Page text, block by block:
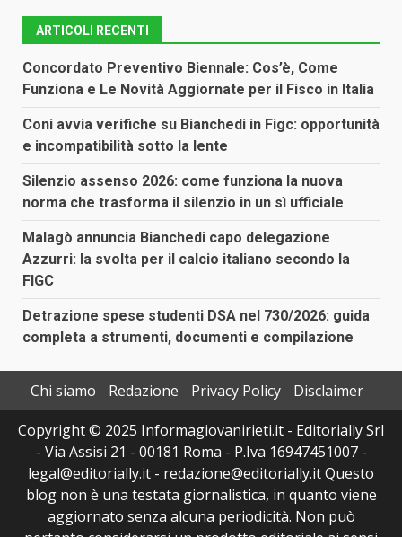
ARTICOLI RECENTI
Concordato Preventivo Biennale: Cos’è, Come
Funziona e Le Novità Aggiornate per il Fisco in Italia
Coni avvia verifiche su Bianchedi in Figc: opportunità
e incompatibilità sotto la lente
Silenzio assenso 2026: come funziona la nuova
norma che trasforma il silenzio in un sì ufficiale
Malagò annuncia Bianchedi capo delegazione
Azzurri: la svolta per il calcio italiano secondo la
FIGC
Detrazione spese studenti DSA nel 730/2026: guida
completa a strumenti, documenti e compilazione
Chi siamo Redazione Privacy Policy
Disclaimer
Copyright © 2025 Informagiovanirieti.it - Editorially Srl
- Via Assisi 21 - 00181 Roma - P.Iva 16947451007 -
legal@editorially.it - redazione@editorially.it Questo
blog non è una testata giornalistica, in quanto viene
aggiornato senza alcuna periodicità. Non può